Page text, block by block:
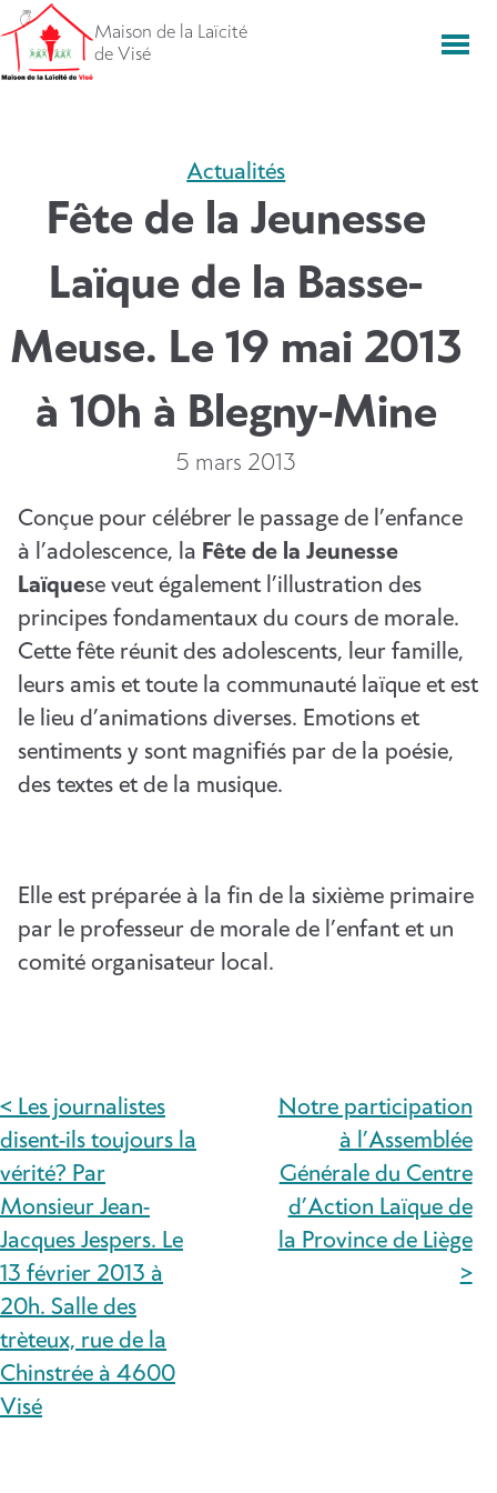
Aller
directement
vers
Maison de la Laïcité
de Visé
Actualités
Fête de la Jeunesse
Laïque de la Basse-
Meuse. Le 19 mai 2013
à 10h à Blegny-Mine
5 mars 2013
Conçue pour célébrer le passage de l’enfance
à l’adolescence, la Fête de la Jeunesse
Laïquese veut également l’illustration des
principes fondamentaux du cours de morale.
Cette fête réunit des adolescents, leur famille,
leurs amis et toute la communauté laïque et est
le lieu d’animations diverses. Emotions et
sentiments y sont magnifiés par de la poésie,
des textes et de la musique.
Elle est préparée à la fin de la sixième primaire
par le professeur de morale de l’enfant et un
comité organisateur local.
NAVIGATION
DE
L’ARTICLE
< Les journalistes
disent-ils toujours la
vérité? Par
Monsieur Jean-
Jacques Jespers. Le
13 février 2013 à
20h. Salle des
trèteux, rue de la
Chinstrée à 4600
Visé
Notre participation
à l’Assemblée
Générale du Centre
d’Action Laïque de
la Province de Liège
>